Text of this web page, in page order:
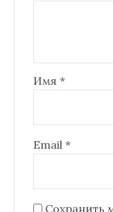
Имя *
Email *
Сохранить